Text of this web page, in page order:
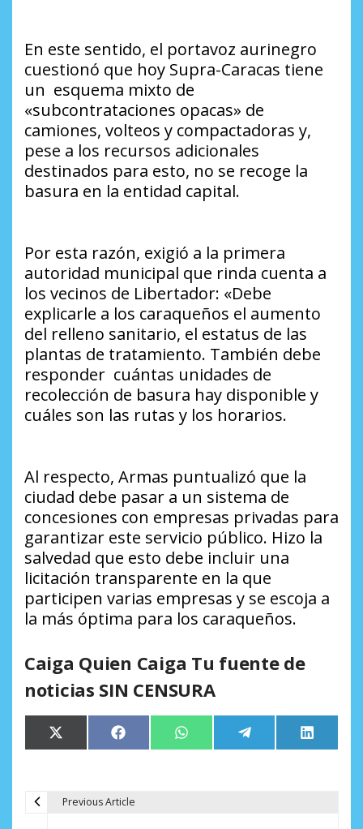
En este sentido, el portavoz aurinegro
cuestionó que hoy Supra-Caracas tiene
un esquema mixto de
«subcontrataciones opacas» de
camiones, volteos y compactadoras y,
pese a los recursos adicionales
destinados para esto, no se recoge la
basura en la entidad capital.
Por esta razón, exigió a la primera
autoridad municipal que rinda cuenta a
los vecinos de Libertador: «Debe
explicarle a los caraqueños el aumento
del relleno sanitario, el estatus de las
plantas de tratamiento. También debe
responder cuántas unidades de
recolección de basura hay disponible y
cuáles son las rutas y los horarios.
Al respecto, Armas puntualizó que la
ciudad debe pasar a un sistema de
concesiones con empresas privadas para
garantizar este servicio público. Hizo la
salvedad que esto debe incluir una
licitación transparente en la que
participen varias empresas y se escoja a
la más óptima para los caraqueños.
Caiga Quien Caiga Tu fuente de
noticias SIN CENSURA
Compartir
en
X
(Twitter)
Compartir
en
Facebook Compartir
en
WhatsApp Compartir
en
Telegram
en
LinkedIn
Previous Article